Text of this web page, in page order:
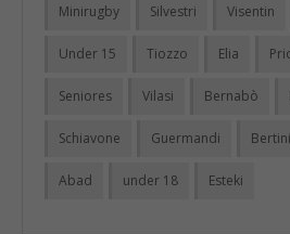
Minirugby Silvestri Visentin
Under 15 Tiozzo Elia
Seniores Vilasi Bernabò
Schiavone Guermandi Bertini
Abad under 18 Esteki